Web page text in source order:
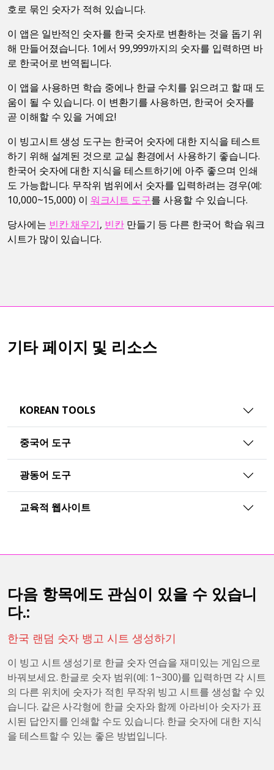
호로 묶인 숫자가 적혀 있습니다.
이 앱은 일반적인 숫자를 한국 숫자로 변환하는 것을 돕기 위
해 만들어졌습니다. 1에서 99,999까지의 숫자를 입력하면 바
로 한국어로 번역됩니다.
이 앱을 사용하면 학습 중에나 한글 수치를 읽으려고 할 때 도
움이 될 수 있습니다. 이 변환기를 사용하면, 한국어 숫자를
곧 이해할 수 있을 거예요!
이 빙고시트 생성 도구는 한국어 숫자에 대한 지식을 테스트
하기 위해 설계된 것으로 교실 환경에서 사용하기 좋습니다.
한국어 숫자에 대한 지식을 테스트하기에 아주 좋으며 인쇄
도 가능합니다. 무작위 범위에서 숫자를 입력하려는 경우(예:
10,000~15,000) 이 워크시트 도구를 사용할 수 있습니다.
당사에는 빈칸 채우기, 빈칸만들기 등 다른 한국어 학습 워크
시트가 많이 있습니다.
기타 페이지 및 리소스
KOREAN TOOLS
중국어 도구
광동어 도구
교육적 웹사이트
다음 항목에도 관심이 있을 수 있습니
다.:
한국 랜덤 숫자 뱅고 시트 생성하기
이 빙고 시트 생성기로 한글 숫자 연습을 재미있는 게임으로
바꿔보세요. 한글로 숫자 범위(예: 1~300)를 입력하면 각 시트
의 다른 위치에 숫자가 적힌 무작위 빙고 시트를 생성할 수 있
습니다. 같은 사각형에 한글 숫자와 함께 아라비아 숫자가 표
시된 답안지를 인쇄할 수도 있습니다. 한글 숫자에 대한 지식
을 테스트할 수 있는 좋은 방법입니다.